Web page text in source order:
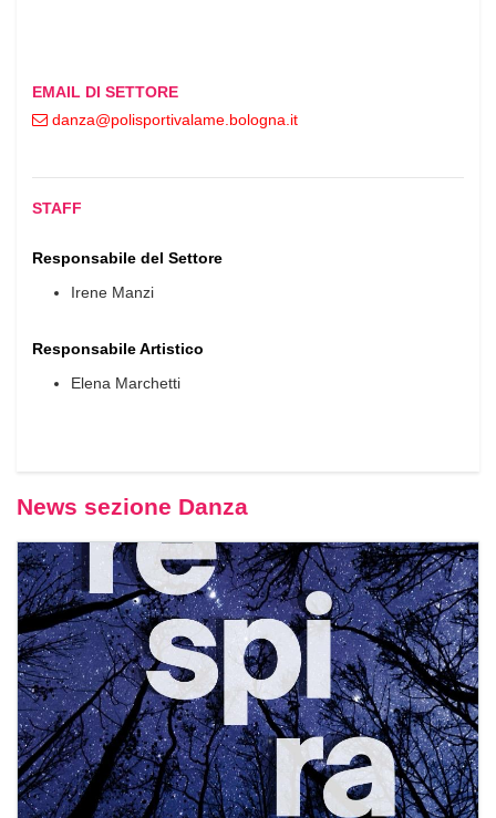
EMAIL DI SETTORE
danza
polisportivalame.bologna it
STAFF
Responsabile del Settore
Irene Manzi
Responsabile Artistico
Elena Marchetti
News sezione Danza